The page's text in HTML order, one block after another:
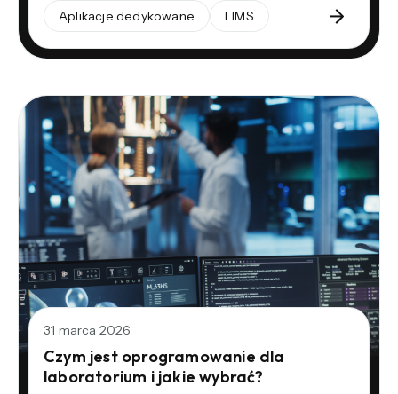
Aplikacje dedykowane LIMS
31 marca 2026
Czym jest oprogramowanie dla
laboratorium i jakie wybrać?